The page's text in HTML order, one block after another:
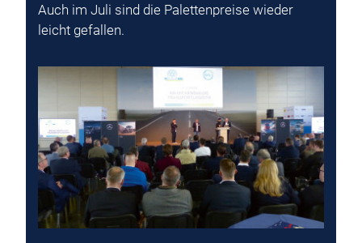
Auch im Juli sind die Palettenpreise wieder
leicht gefallen.